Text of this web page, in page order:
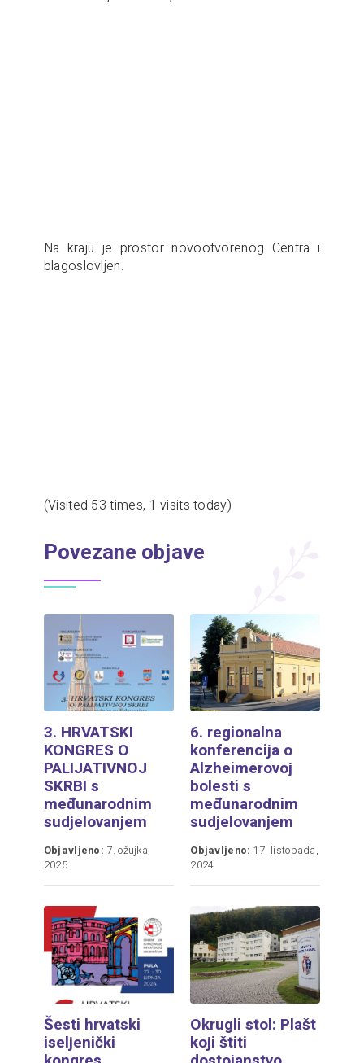
Na kraju je prostor novootvorenog Centra i
blagoslovljen.
(Visited 53 times, 1 visits today)
Povezane objave
3. HRVATSKI
KONGRES O
PALIJATIVNOJ
SKRBI s
međunarodnim
sudjelovanjem
Objavljeno: 7. ožujka,
2025
6. regionalna
konferencija o
Alzheimerovoj
bolesti s
međunarodnim
sudjelovanjem
Objavljeno: 17. listopada,
2024
Šesti hrvatski
iseljenički
Okrugli stol: Plašt
koji štiti